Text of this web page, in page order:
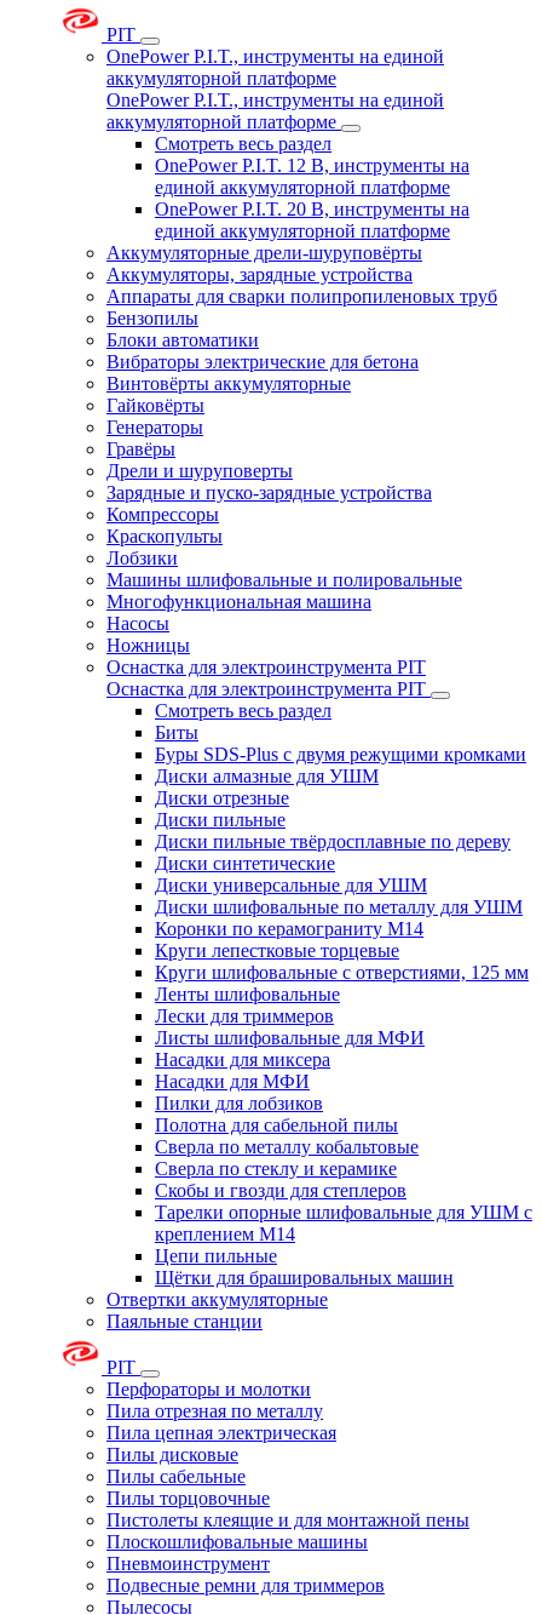
PIT
OnePower P.I.T., инструменты на единой
аккумуляторной платформе
OnePower P.I.T., инструменты на единой
аккумуляторной платформе
Смотреть весь раздел
OnePower P.I.T. 12 В, инструменты на
единой аккумуляторной платформе
OnePower P.I.T. 20 В, инструменты на
единой аккумуляторной платформе
Аккумуляторные дрели-шуруповёрты
Аккумуляторы, зарядные устройства
Аппараты для сварки полипропиленовых труб
Бензопилы
Блоки автоматики
Вибраторы электрические для бетона
Винтовёрты аккумуляторные
Гайковёрты
Генераторы
Гравёры
Дрели и шуруповерты
Зарядные и пуско-зарядные устройства
Компрессоры
Краскопульты
Лобзики
Машины шлифовальные и полировальные
Многофункциональная машина
Насосы
Ножницы
Оснастка для электроинструмента PIT
Оснастка для электроинструмента PIT
Смотреть весь раздел
Биты
Буры SDS-Plus c двумя режущими кромками
Диски алмазные для УШМ
Диски отрезные
Диски пильные
Диски пильные твёрдосплавные по дереву
Диски синтетические
Диски универсальные для УШМ
Диски шлифовальные по металлу для УШМ
Коронки по керамограниту M14
Круги лепестковые торцевые
Круги шлифовальные с отверстиями, 125 мм
Ленты шлифовальные
Лески для триммеров
Листы шлифовальные для МФИ
Насадки для миксера
Насадки для МФИ
Пилки для лобзиков
Полотна для сабельной пилы
Сверла по металлу кобальтовые
Сверла по стеклу и керамике
Скобы и гвозди для степлеров
Тарелки опорные шлифовальные для УШМ с
креплением М14
Цепи пильные
Щётки для брашировальных машин
Отвертки аккумуляторные
Паяльные станции
PIT
Перфораторы и молотки
Пила отрезная по металлу
Пила цепная электрическая
Пилы дисковые
Пилы сабельные
Пилы торцовочные
Пистолеты клеящие и для монтажной пены
Плоскошлифовальные машины
Пневмоинструмент
Подвесные ремни для триммеров
Пылесосы